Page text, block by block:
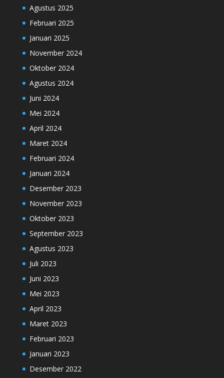
Agustus 2025
Februari 2025
Januari 2025
November 2024
Oktober 2024
Agustus 2024
Juni 2024
Mei 2024
April 2024
Maret 2024
Februari 2024
Januari 2024
Desember 2023
November 2023
Oktober 2023
September 2023
Agustus 2023
Juli 2023
Juni 2023
Mei 2023
April 2023
Maret 2023
Februari 2023
Januari 2023
Desember 2022